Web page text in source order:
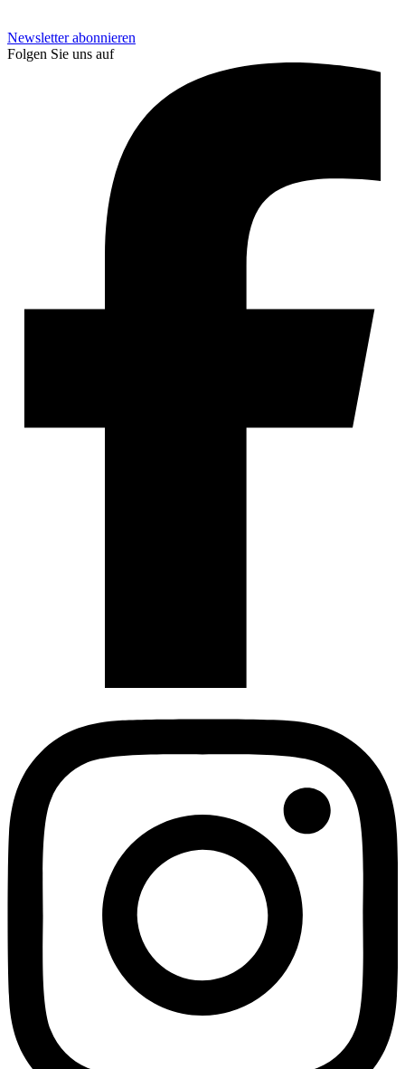
Newsletter abonnieren
Folgen Sie uns auf